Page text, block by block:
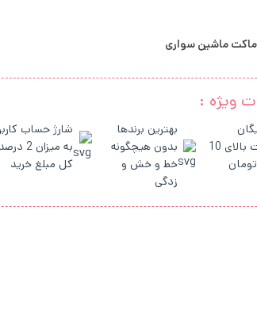
ماکت ماشین سواری
ویژه :
سفارشات بالای 10
بهترین برندها
بدون هیچگونه
خط و خش و
زدگی
شارژ حساب
به میزان 2
کل مبلغ خرید